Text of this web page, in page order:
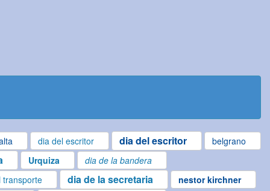
dia del escritor dia del escritor
belgrano
Urquiza
dia de la bandera
transporte dia de la secretaria
nestor kirchner